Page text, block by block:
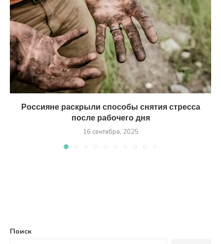
Россияне раскрыли способы снятия стресса
после рабочего дня
16 сентября, 2025
Поиск